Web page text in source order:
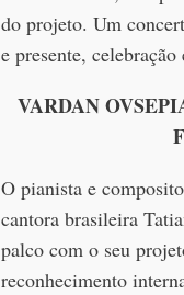
do projeto. Um
e presente, celebração
VARDAN
O pianista e
cantora brasileira
palco com o seu
reconhecimento